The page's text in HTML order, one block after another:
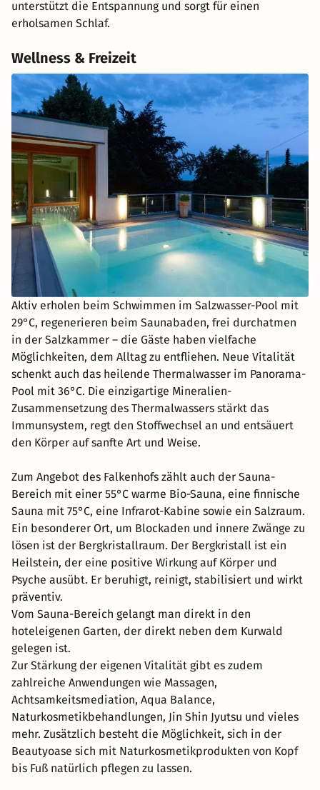
unterstützt die Entspannung und sorgt für einen
erholsamen Schlaf.
Wellness & Freizeit
Aktiv erholen beim Schwimmen im Salzwasser-Pool mit
29°C, regenerieren beim Saunabaden, frei durchatmen
in der Salzkammer – die Gäste haben vielfache
Möglichkeiten, dem Alltag zu entfliehen. Neue Vitalität
schenkt auch das heilende Thermalwasser im Panorama-
Pool mit 36°C. Die einzigartige Mineralien-
Zusammensetzung des Thermalwassers stärkt das
Immunsystem, regt den Stoffwechsel an und entsäuert
den Körper auf sanfte Art und Weise.
Zum Angebot des Falkenhofs zählt auch der Sauna-
Bereich mit einer 55°C warme Bio-Sauna, eine finnische
Sauna mit 75°C, eine Infrarot-Kabine sowie ein Salzraum.
Ein besonderer Ort, um Blockaden und innere Zwänge zu
lösen ist der Bergkristallraum. Der Bergkristall ist ein
Heilstein, der eine positive Wirkung auf Körper und
Psyche ausübt. Er beruhigt, reinigt, stabilisiert und wirkt
präventiv.
Vom Sauna-Bereich gelangt man direkt in den
hoteleigenen Garten, der direkt neben dem Kurwald
gelegen ist.
Zur Stärkung der eigenen Vitalität gibt es zudem
zahlreiche Anwendungen wie Massagen,
Achtsamkeitsmediation, Aqua Balance,
Naturkosmetikbehandlungen, Jin Shin Jyutsu und vieles
mehr. Zusätzlich besteht die Möglichkeit, sich in der
Beautyoase sich mit Naturkosmetikprodukten von Kopf
bis Fuß natürlich pflegen zu lassen.